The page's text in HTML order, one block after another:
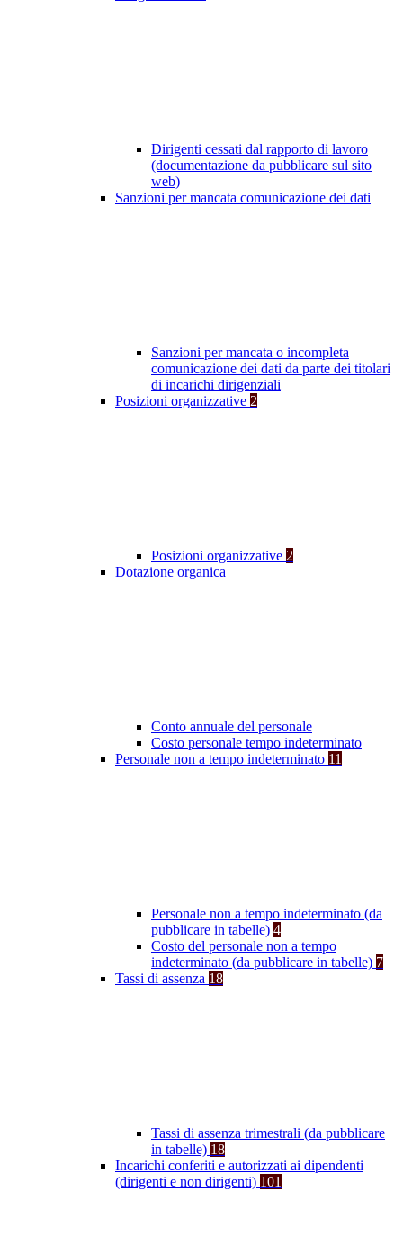
Dirigenti cessati dal rapporto di lavoro
(documentazione da pubblicare sul sito
web)
Sanzioni per mancata comunicazione dei dati
Sanzioni per mancata o incompleta
comunicazione dei dati da parte dei titolari
di incarichi dirigenziali
Posizioni organizzative 2
Posizioni organizzative 2
Dotazione organica
Conto annuale del personale
Costo personale tempo indeterminato
Personale non a tempo indeterminato 11
Personale non a tempo indeterminato (da
pubblicare in tabelle) 4
Costo del personale non a tempo
indeterminato (da pubblicare in tabelle) 7
Tassi di assenza 18
Tassi di assenza trimestrali (da pubblicare
in tabelle) 18
Incarichi conferiti e autorizzati ai dipendenti
(dirigenti e non dirigenti) 101